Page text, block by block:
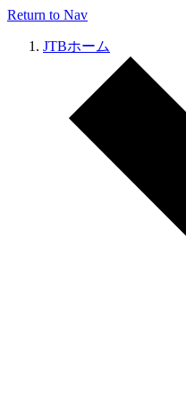
Return to Nav
JTBホーム